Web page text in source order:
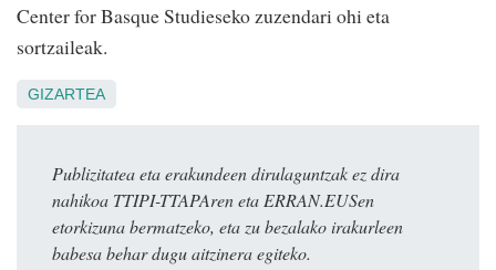
Center for Basque Studieseko zuzendari ohi eta
sortzaileak.
GIZARTEA
Publizitatea eta erakundeen dirulaguntzak ez dira
nahikoa TTIPI-TTAPAren eta ERRAN.EUSen
etorkizuna bermatzeko, eta zu bezalako irakurleen
babesa behar dugu aitzinera egiteko.